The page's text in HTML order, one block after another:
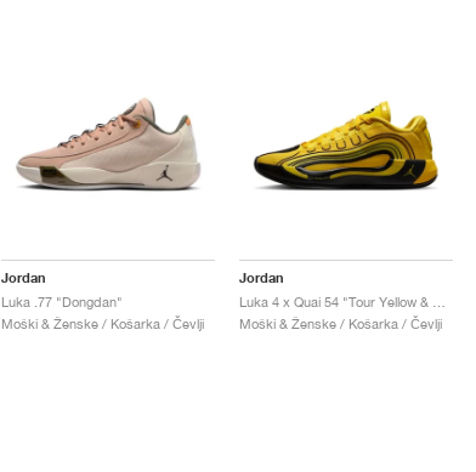
Jordan
Luka .77 "Dongdan"
Moški & Ženske / Košarka / Čevlji
Jordan
Moški & Ženske / Košarka / Čevlji